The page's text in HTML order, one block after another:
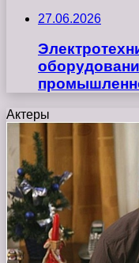
27.06.2026
Актеры